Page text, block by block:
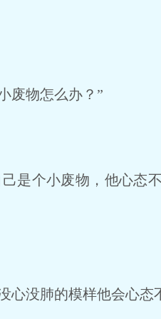
废物怎么办？”
是个小废物，他心态
没肺的模样他会心态